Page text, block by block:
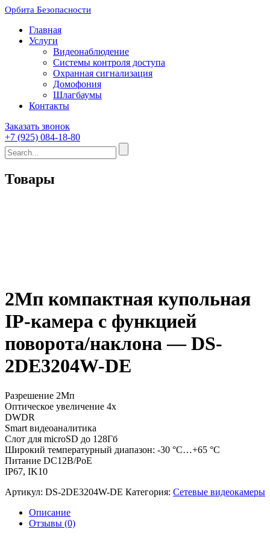
Орбита Безопасности
Главная
Услуги
Видеонаблюдение
Системы контроля доступа
Охранная сигнализация
Домофония
Шлагбаумы
Контакты
Заказать звонок
+7 (925) 084-18-80
Товары
2Мп компактная купольная
IP-камера с функцией
поворота/наклона — DS-
2DE3204W-DE
Разрешение 2Мп
Оптическое увеличение 4х
DWDR
Smart видеоаналитика
Слот для microSD до 128Гб
Широкий температурный диапазон: -30 °C…+65 °C
Питание DC12В/PoE
IP67, IK10
Артикул: DS-2DE3204W-DE Категория: Сетевые видеокамеры
Описание
Отзывы (0)